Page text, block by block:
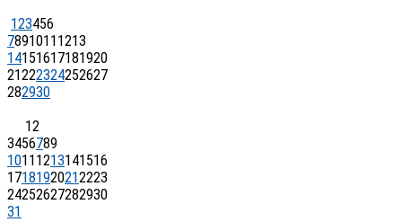
123456
7891011 1213
14151617181920
21222324252627
282930
12
3456789
1011 1213141516
17181920212223
24252627282930
31